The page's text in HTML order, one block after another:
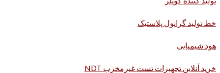
خط تولید گرانول پلاستیک
هود شیمیایی
خرید آنلاین تجهیزات تست غیرمخرب NDT